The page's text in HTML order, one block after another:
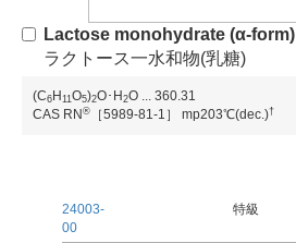
Lactose monohydrate (α-form)
ラクトース一水和物(乳糖)
(C6 H 11O5)2O･H 2O ... 360.31
CAS RN ® ［5989-81-1］ mp203℃(dec.)†
24003-
00
特級